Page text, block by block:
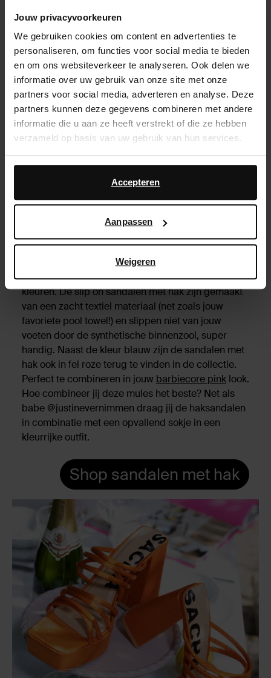
Jouw privacyvoorkeuren
We gebruiken cookies om content en advertenties te
personaliseren, om functies voor social media te bieden
en om ons websiteverkeer te analyseren. Ook delen we
informatie over uw gebruik van onze site met onze
partners voor social media, adverteren en analyse. Deze
partners kunnen deze gegevens combineren met andere
informatie die u aan ze heeft verstrekt of die ze hebben
verzameld op basis van uw gebruik van hun services.
Daarnaast werken wij samen met Google voor
advertentie- en meetdoeleinden. Meer informatie over
hoe Google uw persoonsgegevens gebruikt, vindt u op
Accepteren
Aanpassen
Weigeren
Blauwe badstof sandalen met hak
nieuwste zomercollectie van Sacha doe jij dit
namelijk op twee manieren: met een uniek
badstoffen materiaal én de opvallende zomerse
kleuren. De slip on sandalen met hak zijn gemaakt
van een zacht textiel materiaal (net zoals jouw
favoriete pool towel!) en slippen niet van jouw
voeten door de synthetische binnenzool, super
handig. Naast de kleur blauw zijn de sandalen met
hak ook in fel roze terug te vinden in de collectie.
Perfect te combineren in jouw barbiecore pink look.
Hoe combineer jij deze mules het beste? Net als
babe @justinevernimmen draag jij de haksandalen
in combinatie met een opvallend sokje in een
kleurrijke outfit.
Shop sandalen met hak